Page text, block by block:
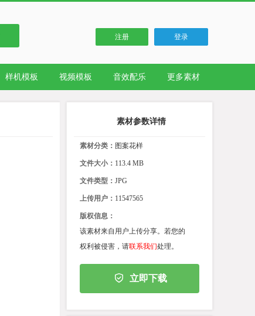
注册 登录
样机模板 视频模板 音效配乐 更多素材
素材参数详情
素材分类： 图案花样
文件大小： 113.4 MB
文件类型： JPG
上传用户： 11547565
版权信息：
该素材来自用户上传分享。若您的
权利被侵害，请联系我们处理。
立即下载